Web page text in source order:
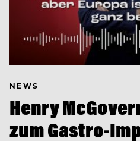
NEWS
Henry
zum Gastro-